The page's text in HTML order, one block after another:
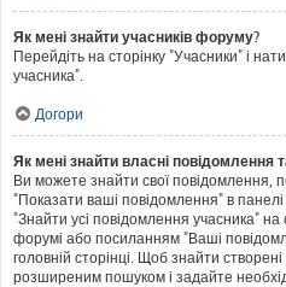
Як мені знайти учасників форуму?
Перейдіть на сторінку "Учасники" і
учасника".
Догори
Як мені знайти власні повідомлення
Ви можете знайти свої
"Показати ваші повідомлення" в панелі
"Знайти усі повідомлення учасника"
форумі або посиланням "Ваші
головній сторінці. Щоб знайти
розширеним пошуком і задайте